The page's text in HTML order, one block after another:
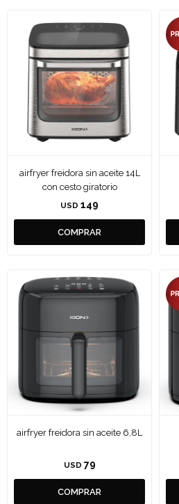
airfryer freidora sin aceite 14L
con cesto giratorio
USD 149
airfryer freidora sin aceite 6,8L
USD 79